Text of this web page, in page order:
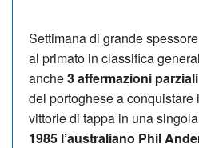
Settimana di grande
al primato in classifica
anche3 affermazioni
del portoghese a conquistare
vittorie di tappa in una
1985 l’australiano Phil